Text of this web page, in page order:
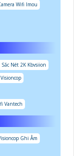
Wifi Imou
Nét 2K Kbvsiion
Vantech
Ghi Âm